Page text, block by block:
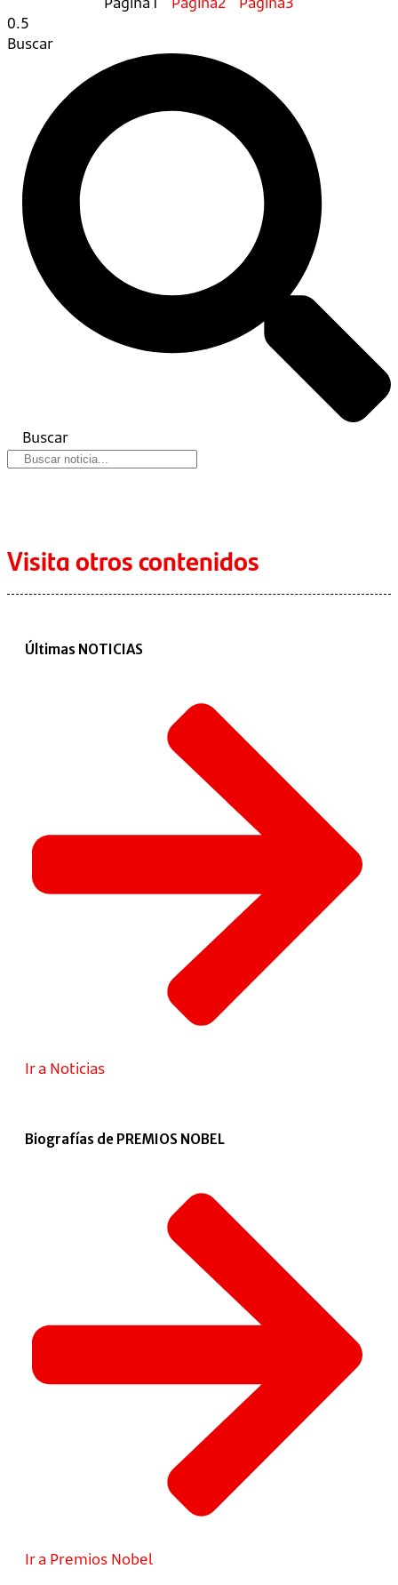
Buscar
Buscar
Visita otros contenidos
Últimas NOTICIAS
Ir a Noticias
Biografías de PREMIOS NOBEL
Ir a Premios Nobel